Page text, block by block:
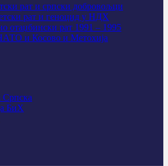
рат и српски добровољци
рат и геноцид у НДХ
отаџбински рат 1991 – 1995
и Косово и Метохија
Српска
БиХ